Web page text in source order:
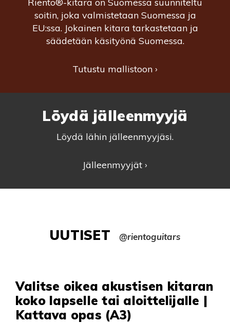
Riento®-kitara on Suomessa suunniteltu
soitin, joka valmistetaan Suomessa ja
EU:ssa. Jokainen kitara tarkastetaan ja
säädetään käsityönä Suomessa.
Tutustu mallistoon ›
Löydä jälleenmyyjä
Löydä lähin jälleenmyyjäsi.
Jälleenmyyjät ›
UUTISET @rientoguitars
Valitse oikea akustisen kitaran
koko lapselle tai aloittelijalle |
Kattava opas (A3)